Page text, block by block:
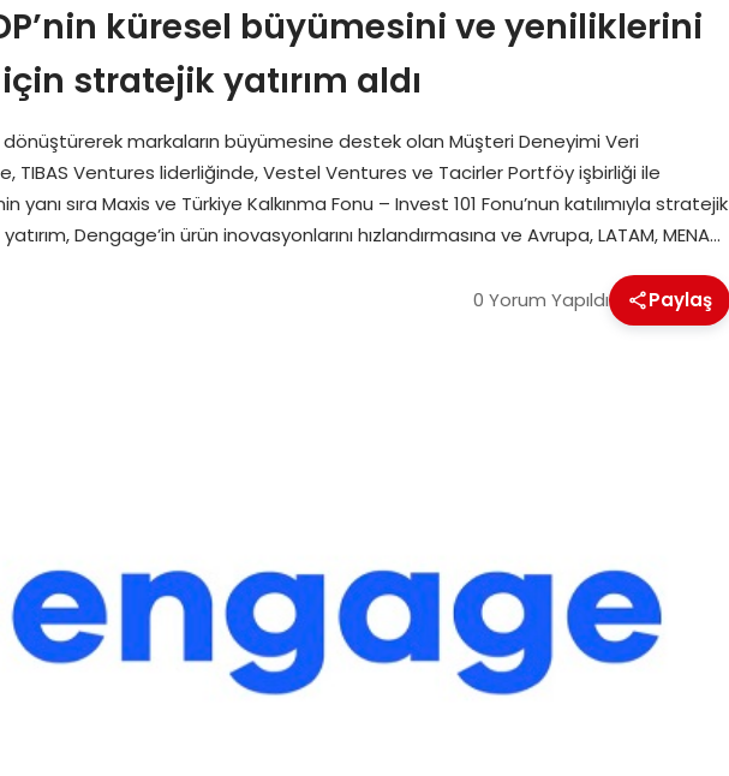
küresel büyümesini ve yeniliklerini
stratejik yatırım aldı
markaların büyümesine destek olan Müşteri Deneyimi Veri
TIBAS Ventures liderliğinde, Vestel Ventures ve Tacirler Portföy işbirliği ile
yanı sıra Maxis ve Türkiye Kalkınma Fonu – Invest 101 Fonu’nun katılımıyla stratejik
yatırım, Dengage’in ürün inovasyonlarını hızlandırmasına ve Avrupa, LATAM, MENA…
0 Yorum Yapıldı Paylaş